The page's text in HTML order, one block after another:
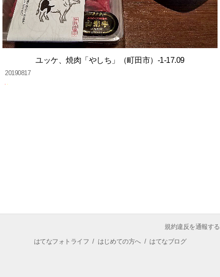
ユッケ、焼肉「やしち」（町田市）-1-17.09
20190817
規約違反を通報する
はてなフォトライフ / はじめての方へ/ はてなブログ